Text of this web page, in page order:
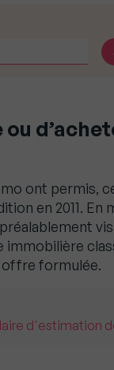
ont permis,
en 2011. En
immobilière
offre formulée.
d'estimation